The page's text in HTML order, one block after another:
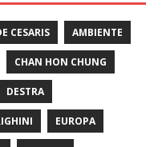
CESARIS AMBIENTE
CHAN HON CHUNG
DESTRA
EUROPA